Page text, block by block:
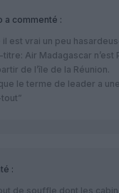
a commenté :
il est vrai un peu
titre: Air Madagascar
de l’île de la Réunion.
le terme de leader a
:
de souffle dont les